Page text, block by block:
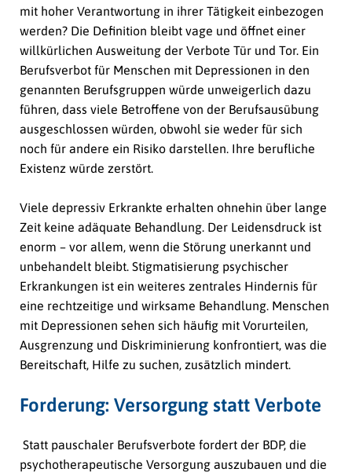
mit hoher Verantwortung in ihrer Tätigkeit einbezogen
werden? Die Definition bleibt vage und öffnet einer
willkürlichen Ausweitung der Verbote Tür und Tor. Ein
Berufsverbot für Menschen mit Depressionen in den
genannten Berufsgruppen würde unweigerlich dazu
führen, dass viele Betroffene von der Berufsausübung
ausgeschlossen würden, obwohl sie weder für sich
noch für andere ein Risiko darstellen. Ihre berufliche
Existenz würde zerstört.
Viele depressiv Erkrankte erhalten ohnehin über lange
Zeit keine adäquate Behandlung. Der Leidensdruck ist
enorm – vor allem, wenn die Störung unerkannt und
unbehandelt bleibt. Stigmatisierung psychischer
Erkrankungen ist ein weiteres zentrales Hindernis für
eine rechtzeitige und wirksame Behandlung. Menschen
mit Depressionen sehen sich häufig mit Vorurteilen,
Ausgrenzung und Diskriminierung konfrontiert, was die
Bereitschaft, Hilfe zu suchen, zusätzlich mindert.
Forderung: Versorgung statt Verbote
Statt pauschaler Berufsverbote fordert der BDP, die
psychotherapeutische Versorgung auszubauen und die